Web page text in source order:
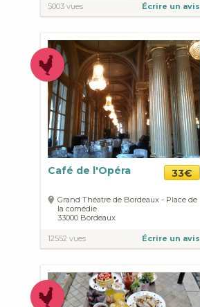
5003 vues Écrire un avis
Café de l'Opéra 33€
Grand Théatre de Bordeaux - Place de
la comédie
33000 Bordeaux
12552 vues Écrire un avis